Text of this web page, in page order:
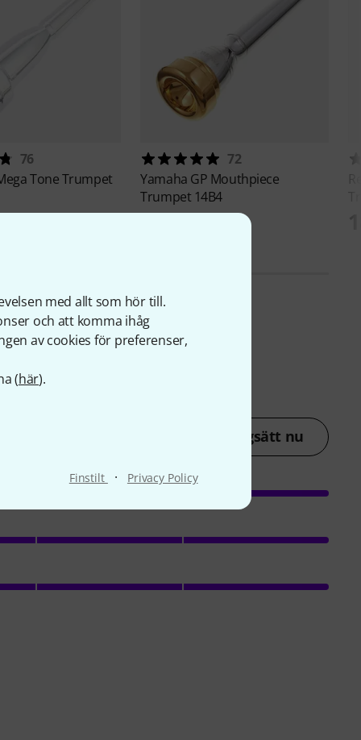
med allt som hör till.
och att komma ihåg
av cookies för preferenser,
(här).
Finstilt · Privacy Policy
76
Tone Trumpet
72
Yamaha GP Mouthpiece
Trumpet 14B4
1 333 kr
Betygsätt nu